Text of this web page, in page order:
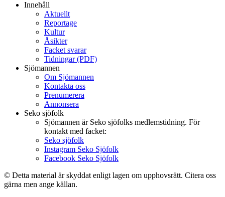
Innehåll
Aktuellt
Reportage
Kultur
Åsikter
Facket svarar
Tidningar (PDF)
Sjömannen
Om Sjömannen
Kontakta oss
Prenumerera
Annonsera
Seko sjöfolk
Sjömannen är Seko sjöfolks medlemstidning. För
kontakt med facket:
Seko sjöfolk
Instagram Seko Sjöfolk
Facebook Seko Sjöfolk
© Detta material är skyddat enligt lagen om upphovsrätt. Citera oss
gärna men ange källan.